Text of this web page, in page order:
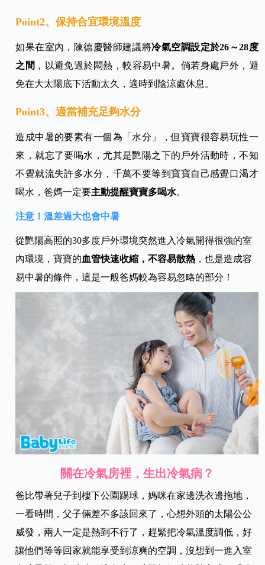
Point2、保持合宜環境溫度
如果在室內，陳德慶醫師建議將冷氣空調設定於26～28度
之間 ，以避免過於悶熱，較容易中暑。倘若身處戶外，避
免在大太陽底下活動太久，適時到陰涼處休息。
Point3、適當補充足夠水分
造成中暑的要素有一個為「水分」，但寶寶很容易玩性一
來，就忘了要喝水，尤其是艷陽之下的戶外活動時，不知
不覺就流失許多水分，千萬不要等到寶寶自己感覺口渴才
喝水，爸媽一定要主動提醒寶寶多喝水。
注意！溫差過大也會中暑
從艷陽高照的30多度戶外環境突然進入冷氣開得很強的室
內環境，寶寶的血管快速收縮，不容易散熱 ，也是造成容
易中暑的條件，這是一般爸媽較為容易忽略的部分！
關在冷氣房裡，生出冷氣病？
爸比帶著兒子到樓下公園踢球，媽咪在家邊洗衣邊拖地，
一看時間，父子倆差不多該回來了，心想外頭的太陽公公
威發，兩人一定是熱到不行了，趕緊把冷氣溫度調低，好
讓他們等等回家就能享受到涼爽的空調，沒想到一進入室